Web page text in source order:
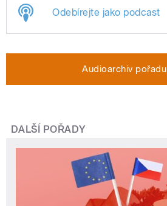
Odebírejte jako podcast
Audioarchiv pořadu
DALŠÍ POŘADY